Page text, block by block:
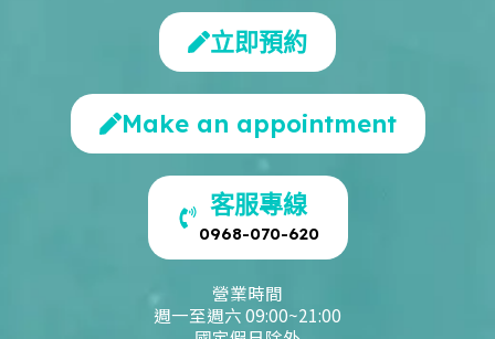
立即預約
Make an appointment
客服專線
0968-070-620
營業時間
週一至週六 09:00~21:00